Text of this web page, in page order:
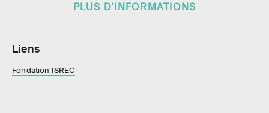
PLUS D'INFORMATIONS
Liens
Fondation ISREC